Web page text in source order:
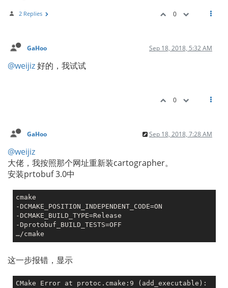
2 Replies 0
GaHoo Sep 18, 2018, 5:32 AM
@weijiz好的，我试试
0
GaHoo Sep 18, 2018, 7:28 AM
@weijiz
大佬，我按照那个网址重新装cartographer。
安装prtobuf 3.0中
cmake
-DCMAKE_POSITION_INDEPENDENT_CODE=ON
-DCMAKE_BUILD_TYPE=Release
-Dprotobuf_BUILD_TESTS=OFF
这一步报错，显示
CMake Error at protoc.cmake:9 (add_executable):